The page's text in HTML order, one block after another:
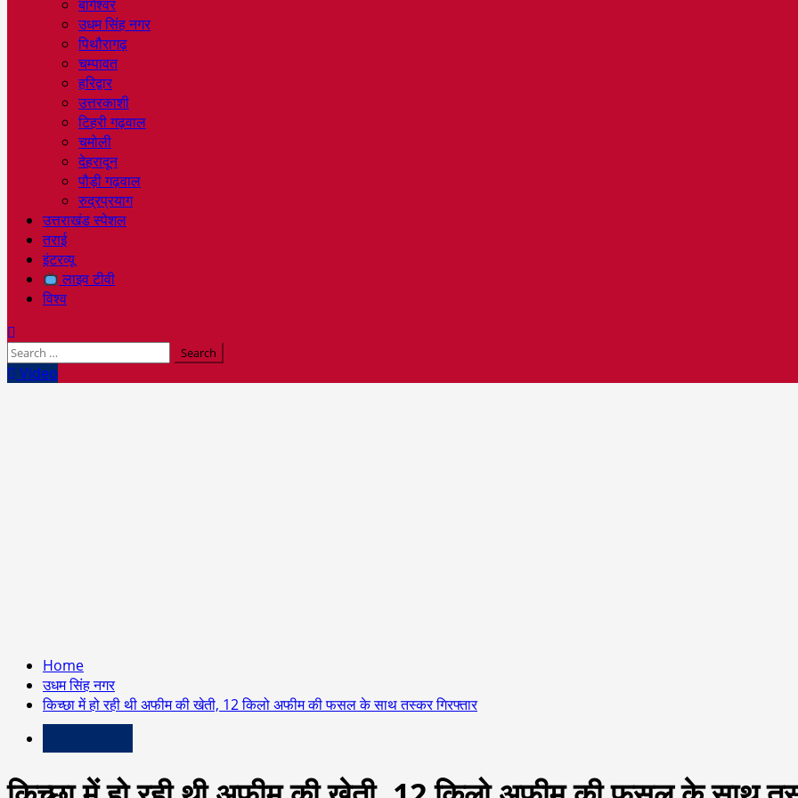
बागेश्वर
उधम सिंह नगर
पिथौरागढ़
चम्पावत
हरिद्वार
उत्तरकाशी
टिहरी गढ़वाल
चमोली
देहरादून
पौड़ी गढ़वाल
रुद्रप्रयाग
उत्तराखंड स्पेशल
तराई
इंटरव्यू
लाइव टीवी
विश्व
Search
for:Video
Home
उधम सिंह नगर
किच्छा में हो रही थी अफीम की खेती, 12 किलो अफीम की फसल के साथ तस्कर गिरफ्तार